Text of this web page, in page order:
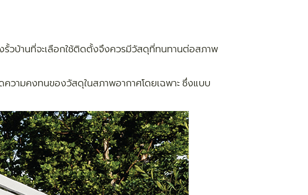
รั้วบ้านที่จะเลือกใช้ติดตั้งจึงควรมีวัสดุที่ทนทานต่อสภาพ
ามคงทนของวัสดุในสภาพอากาศโดยเฉพาะ ซึ่งแบบ